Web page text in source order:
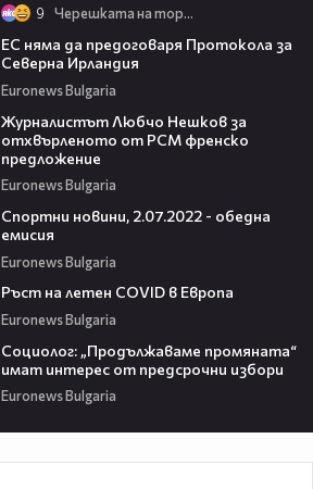
9 Черешката на тортата
ЕС няма да предоговаря Протокола за
Северна Ирландия
Euronews Bulgaria
Журналистът Любчо Нешков за
отхвърленото от РСМ френско
предложение
Euronews Bulgaria
Спортни новини, 2.07.2022 - обедна
емисия
Euronews Bulgaria
Ръст на летен COVID в Европа
Euronews Bulgaria
Социолог: „Продължаваме промяната“
имат интерес от предсрочни избори
Euronews Bulgaria